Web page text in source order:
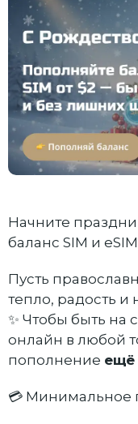
Начните
баланс SIM и
Пусть
тепло, радость и
✨ Чтобы быть на
онлайн в любой
пополнение ещё
💳 Минимальное